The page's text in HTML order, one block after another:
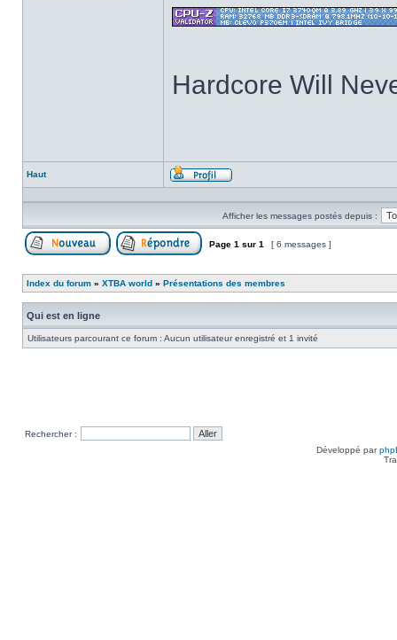
Hardcore Will
Haut
Profil
Afficher les messages postés depuis :
Page 1 sur 1 [ 6 messages ]
Index du forum » XTBA world » Présentations des membres
Qui est en ligne
Utilisateurs parcourant ce forum : Aucun utilisateur enregistré et 1 invité
Rechercher :
Développé par